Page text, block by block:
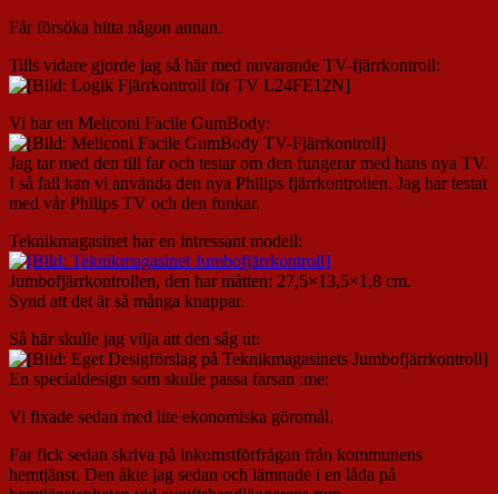
Får försöka hitta någon annan.
Tills vidare gjorde jag så här med nuvarande TV-fjärrkontroll:
Vi har en Meliconi Facile GumBody:
Jag tar med den till far och testar om den fungerar med hans nya TV.
I så fall kan vi använda den nya Philips fjärrkontrollen. Jag har testat
med vår Philips TV och den funkar.
Teknikmagasinet har en intressant modell:
Jumbofjärrkontrollen, den har måtten: 27,5×13,5×1,8 cm.
Synd att det är så många knappar.
Så här skulle jag vilja att den såg ut:
En specialdesign som skulle passa farsan :me:
Vi fixade sedan med lite ekonomiska göromål.
Far fick sedan skriva på inkomstförfrågan från kommunens
hemtjänst. Den åkte jag sedan och lämnade i en låda på